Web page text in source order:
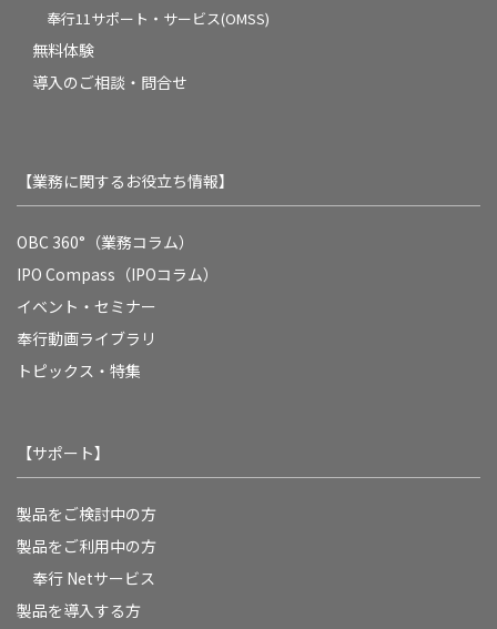
奉行11サポート・サービス(OMSS)
無料体験
導入のご相談・問合せ
【業務に関するお役立ち情報】
OBC 360°（業務コラム）
IPO Compass（IPOコラム）
イベント・セミナー
奉行動画ライブラリ
トピックス・特集
【サポート】
製品をご検討中の方
製品をご利用中の方
奉行 Netサービス
製品を導入する方